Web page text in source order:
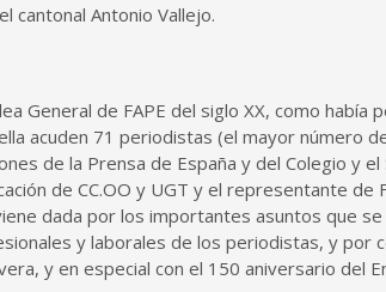
cantonal Antonio Vallejo.
General de FAPE del siglo XX, como había
acuden 71 periodistas (el mayor número
de la Prensa de España y del Colegio y
de CC.OO y UGT y el representante de
dada por los importantes asuntos que
y laborales de los periodistas, y por
y en especial con el 150 aniversario del